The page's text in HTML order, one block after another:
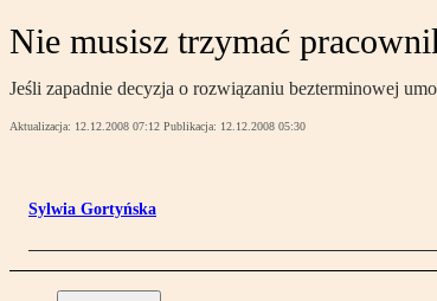
Nie musisz trzymać
Jeśli zapadnie decyzja o rozwiązaniu bezterminowej
Aktualizacja: 12.12.2008 07:12 Publikacja: 12.12.2008 05:30
Sylwia Gortyńska